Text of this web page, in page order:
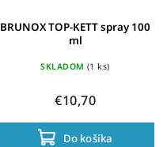
BRUNOX TOP-KETT spray 100
ml
SKLADOM (1 ks)
€10,70
Do košíka